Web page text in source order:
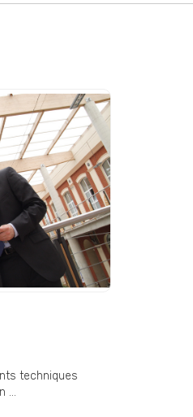
techniques
...